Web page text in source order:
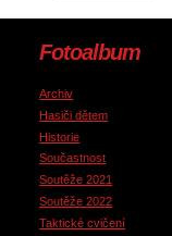
Fotoalbum
Archiv
Hasiči dětem
Historie
Součastnost
Soutěže 2021
Soutěže 2022
Taktické cvičení